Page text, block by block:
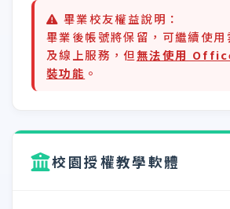
畢業校友權益說明：
畢業後帳號將保留，可繼續使用
及線上服務，但無法使用
裝功能 。
校園授權教學軟體